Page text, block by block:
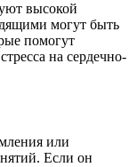
высокой
могут быть
помогут
на сердечно-
или
Если он